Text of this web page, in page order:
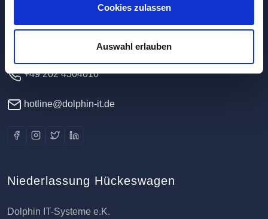
Cookies zulassen
Auswahl erlauben
42389 Wuppertal
+49 202 4304010
hotline@dolphin-it.de
Niederlassung Hückeswagen
Dolphin IT-Systeme e.K.